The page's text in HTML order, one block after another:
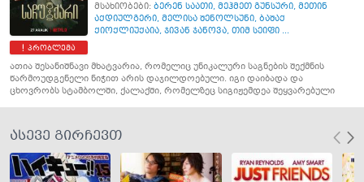
პრობლემა
მსახიობები: ბერენ საათი, მეჰმეთ გუნსური, მეთინ
აქდიულგერი, მელისა შენოლსუნი, ბაშაქ
ქიოქლიუქაია, ჯივან ჯანოვა, თიმ სეიფი ...
ათია შესანიშნავი მხატვარია, რომელიც უნიკალური საგნების შექმნის
წარმოუდგენელი ნიჭით არის დაჯილდოებული. იგი დაიბადა და
ცხოვრობს სტამბოლში, ქალაქში, რომელზეც სიგიჟემდეა შეყვარებული
ასევე გირჩევთ